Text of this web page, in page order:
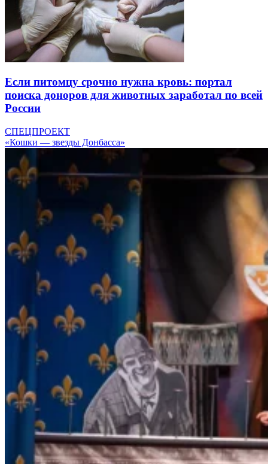
Если питомцу срочно нужна кровь: портал
поиска доноров для животных заработал по всей
России
СПЕЦПРОЕКТ
«Кошки — звезды Донбасса»